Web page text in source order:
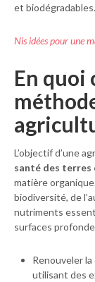
et biodégradables.
Nis idées pour une
En quoi
L’objectif d’une
santé des terres
matière
biodiversité, de
nutriments
surfaces
Renouveler
utilisant des